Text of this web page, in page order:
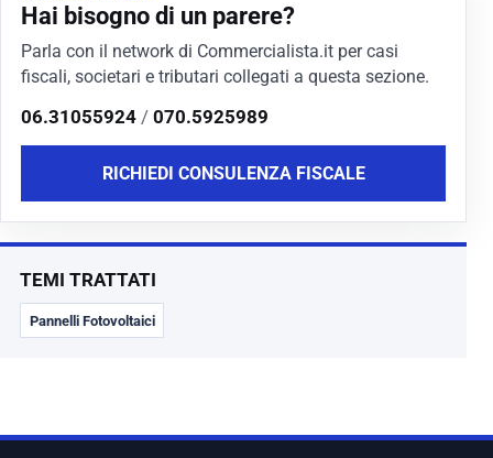
previste...
Hai bisogno di un parere?
Parla con il network di Commercialista.it per casi
fiscali, societari e tributari collegati a questa sezione.
06.31055924 / 070.5925989
RICHIEDI CONSULENZA FISCALE
TEMI TRATTATI
Pannelli Fotovoltaici